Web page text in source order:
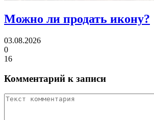
Можно ли продать икону?
03.08.2026
0
16
Комментарий к записи